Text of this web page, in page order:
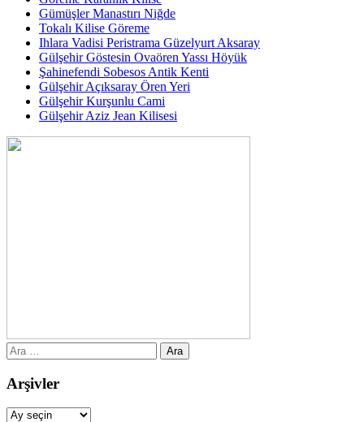
Gümüşler Manastırı Niğde
Tokalı Kilise Göreme
Ihlara Vadisi Peristrama Güzelyurt Aksaray
Gülşehir Göstesin Ovaören Yassı Höyük
Şahinefendi Sobesos Antik Kenti
Gülşehir Açıksaray Ören Yeri
Gülşehir Kurşunlu Cami
Gülşehir Aziz Jean Kilisesi
Arama:
Arşivler
Arşivler